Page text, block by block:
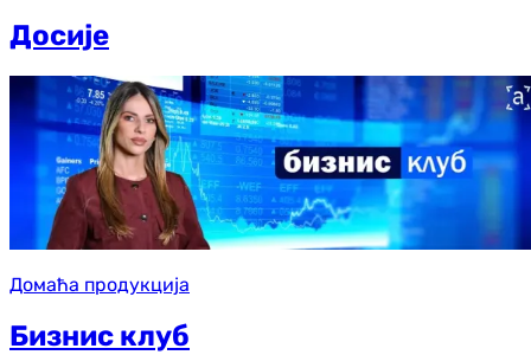
Досије
Домаћа продукција
Бизнис клуб